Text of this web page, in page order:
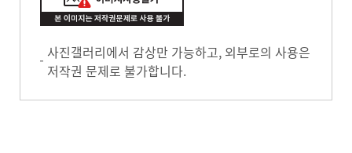
사진갤러리에서 감상만 가능하고, 외부로의 사용은
저작권 문제로 불가합니다.